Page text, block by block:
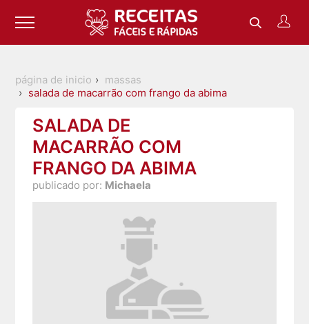
página de inicio
massas
salada de macarrão com frango da abima
SALADA DE
MACARRÃO COM
FRANGO DA ABIMA
publicado por: Michaela